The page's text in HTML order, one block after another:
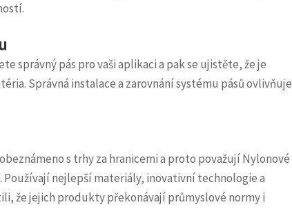
správný pás pro vaši aplikaci a pak se ujistěte, že je
Správná instalace a zarovnání systému pásů ovlivňuje
s trhy za hranicemi a proto považují Nylonové
Používají nejlepší materiály, inovativní technologie a
že jejich produkty překonávají průmyslové normy i